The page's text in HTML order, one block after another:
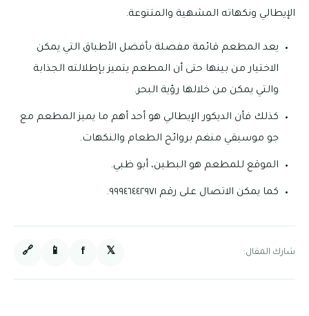
الإيطالي ونكهاته المشهية والمتنوعة.
يعد المطعم قائمة مفصلة بأفضل الأطباق التي يمكن
الاختيار من بينها حتى أن المطعم يتميز بإطلالته الجذابة
والتي يمكن من خلالها رؤية البحر.
كذلك فأن الديكور الإيطالي هو أحد أهم ما يميز المطعم مع
جو موسيقي منغم بروائح الطعام والنكهات.
الموقع للمطعم هو البطين، أبو ظبي.
كما يمكن الاتصال على رقم ٩٩٩٤٦٤٤٢٩٧١.
شارك المقال: 𝕏
f
📱
🔗